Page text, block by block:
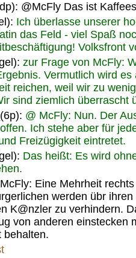
@McFly Das ist
Ich überlasse unserer
das Feld - viel Spaß
Volksfront
zur Frage von McFly:
Vermutlich wird es
reichen, weil wir zu
sind ziemlich überrascht
@ McFly: Nun. Der
Ich stehe aber für
Freizügigkeit eintretet.
Das heißt: Es wird
Eine Mehrheit
werden übr
K@nzler zu verhindern.
von anderen einstecken
behalten.